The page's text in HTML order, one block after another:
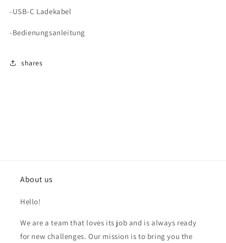
-USB-C Ladekabel
-Bedienungsanleitung
shares
About us
Hello!
We are a team that loves its job and is always ready
for new challenges. Our mission is to bring you the